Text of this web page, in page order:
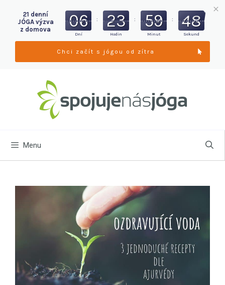
Menu
21 denní
JÓGA výzva
z domova
06
Dní
: 23
Hodin
: 59
Minut
: 46
Sekund
Chci začít s jógou od zítra